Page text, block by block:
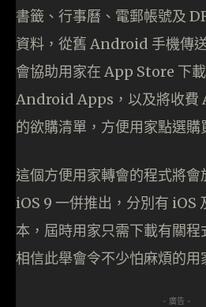
書籤、行事曆、電郵帳號及
資料，從舊 Android 手機傳
會協助用家在 App Store 下
Android Apps，以及將收費
的欲購清單，方便用家點選購
這個方便用家轉會的程式將會
iOS 9 一併推出，分別有
本，屆時用家只需下載有關程
相信此舉會令不少怕麻煩的用
- 廣告 -